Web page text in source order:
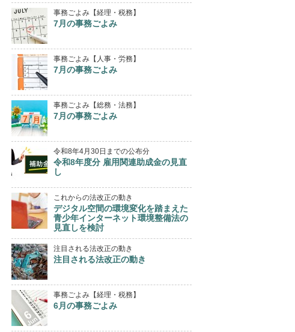
事務ごよみ【経理・税務】
7月の事務ごよみ
事務ごよみ【人事・労務】
7月の事務ごよみ
事務ごよみ【総務・法務】
7月の事務ごよみ
令和8年4月30日までの公布分
令和8年度分 雇用関連助成金の見直
し
これからの法改正の動き
デジタル空間の環境変化を踏まえた
青少年インターネット環境整備法の
見直しを検討
注目される法改正の動き
注目される法改正の動き
事務ごよみ【経理・税務】
6月の事務ごよみ